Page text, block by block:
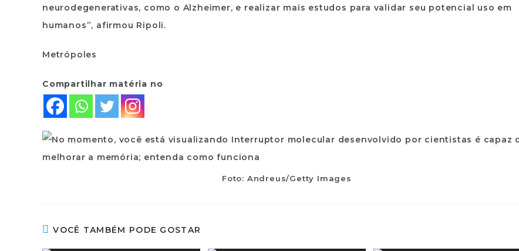
neurodegenerativas, como o Alzheimer, e realizar mais estudos para validar seu potencial uso em
humanos”, afirmou Ripoli.
Metrópoles
Compartilhar matéria no
Foto: Andreus/Getty Images
VOCÊ TAMBÉM PODE GOSTAR